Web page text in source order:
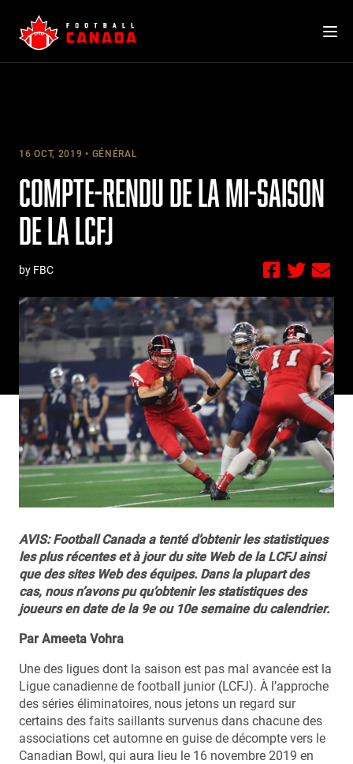
content
16 OCT, 2019 GÉNÉRAL
COMPTE-RENDU DE LA MI-SAISON
DE LA LCFJ
by FBC
AVIS: Football Canada a tenté d’obtenir les statistiques
les plus récentes et à jour du site Web de la LCFJ ainsi
que des sites Web des équipes. Dans la plupart des
cas, nous n’avons pu qu’obtenir les statistiques des
joueurs en date de la 9e ou 10e semaine du calendrier.
Par Ameeta Vohra
Une des ligues dont la saison est pas mal avancée est la
Ligue canadienne de football junior (LCFJ). À l’approche
des séries éliminatoires, nous jetons un regard sur
certains des faits saillants survenus dans chacune des
associations cet automne en guise de décompte vers le
Canadian Bowl, qui aura lieu le 16 novembre 2019 en